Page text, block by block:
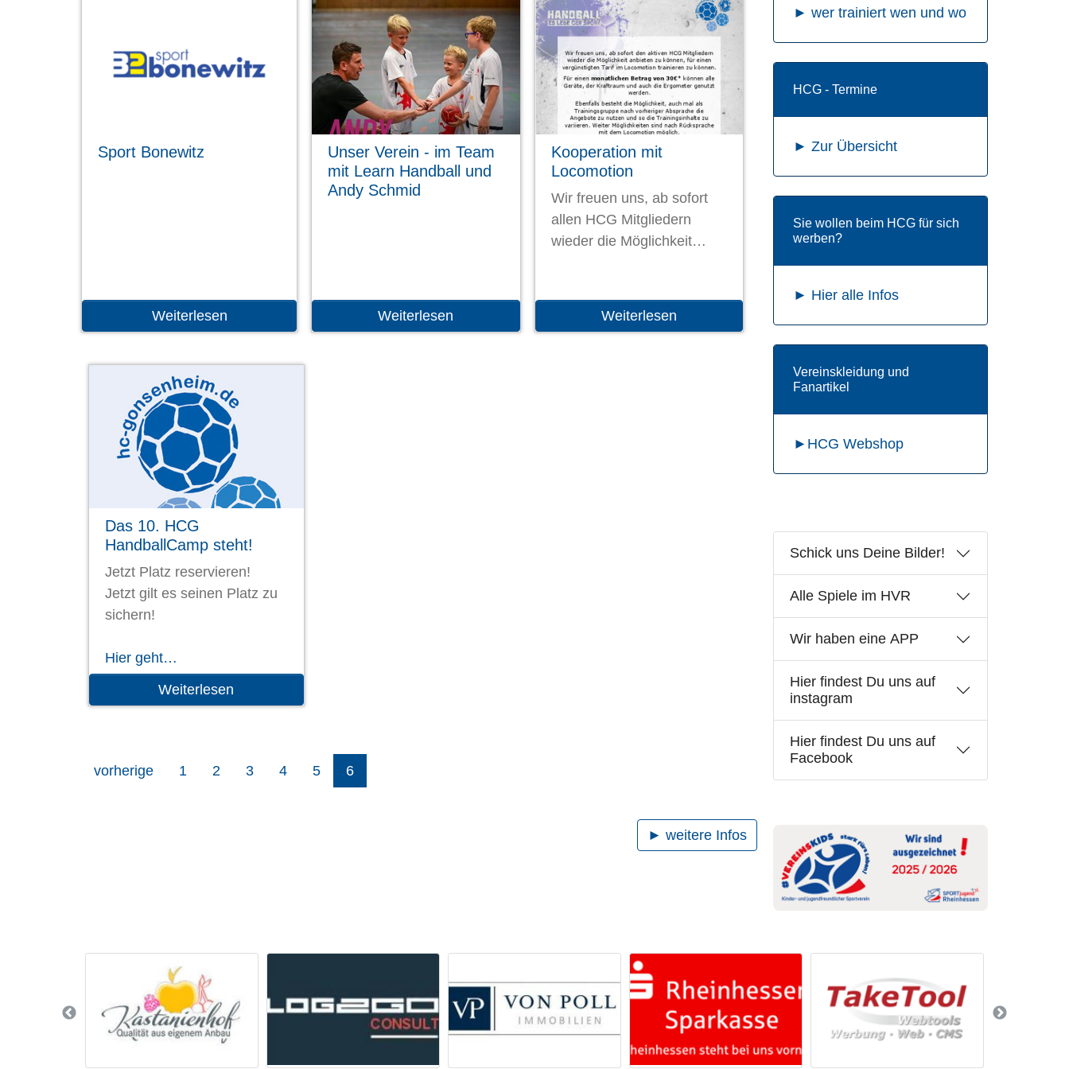
Sport Bonewitz
Weiterlesen
Unser Verein - im Team
mit Learn Handball und
Andy Schmid
Weiterlesen
Kooperation mit
Locomotion
Wir freuen uns, ab sofort
allen HCG Mitgliedern
wieder die Möglichkeit…
Weiterlesen
Das 10. HCG
HandballCamp steht!
Jetzt Platz reservieren!
Jetzt gilt es seinen Platz zu
sichern!
Hier geht…
Weiterlesen
vorherige 1 2 3 4 5 6
► weitere Infos
► wer trainiert wen und wo
HCG - Termine
► Zur Übersicht
Sie wollen beim HCG für sich
werben?
► Hier alle Infos
Vereinskleidung und
Fanartikel
►HCG Webshop
Schick uns Deine Bilder!
Alle Spiele im HVR
Wir haben eine APP
Hier findest Du uns auf
instagram
Hier findest Du uns auf
Facebook